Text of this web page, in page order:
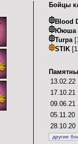
Бойцы
Blood
Ююша
Turpa
STIK
13.02.22
17.10.21
09.06.21
05.11.20
28.10.20